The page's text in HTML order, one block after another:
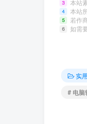
3 本站
4 本站
5 若作
6 如需
实
# 电脑